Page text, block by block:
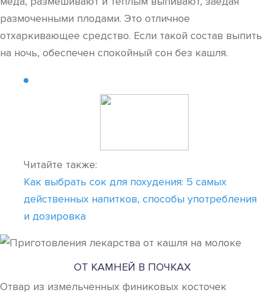
размоченными плодами. Это отличное
отхаркивающее средство. Если такой состав выпить
на ночь, обеспечен спокойный сон без кашля.
Читайте также:
Как выбрать сок для похудения: 5 самых
действенных напитков, способы употребления
и дозировка
ОТ КАМНЕЙ В ПОЧКАХ
Отвар из измельченных финиковых косточек